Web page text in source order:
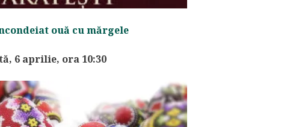
ouă cu mărgele
6 aprilie, ora 10:30